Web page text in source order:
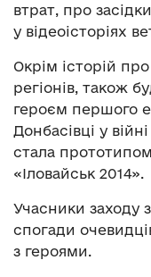
втрат, про
у відеоісторіях
Окрім історій
регіонів, також
героєм першого
Донбасівці у
стала
«Іловайськ 2014».
Учасники заходу
спогади
з героями.